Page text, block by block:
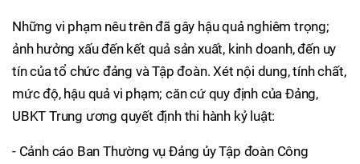
Những vi phạm nêu trên đã gây hậu quả nghiêm trọng;
ảnh hưởng xấu đến kết quả sản xuất, kinh doanh, đến uy
tín của tổ chức đảng và Tập đoàn. Xét nội dung, tính chất,
mức độ, hậu quả vi phạm; căn cứ quy định của Đảng,
UBKT Trung ương quyết định thi hành kỷ luật:
- Cảnh cáo Ban Thường vụ Đảng ủy Tập đoàn Công